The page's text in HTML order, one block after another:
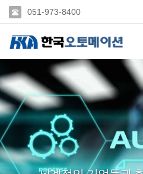
051-973-8400
Previous